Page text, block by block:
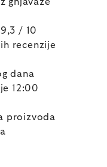
/ 10
recenzije
dana
12:00
proizvoda